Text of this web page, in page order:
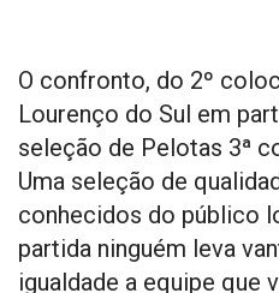
O confronto, do 2º
Lourenço do Sul em
seleção de Pelotas 3ª
Uma seleção de
conhecidos do público
partida ninguém leva
igualdade a equipe que